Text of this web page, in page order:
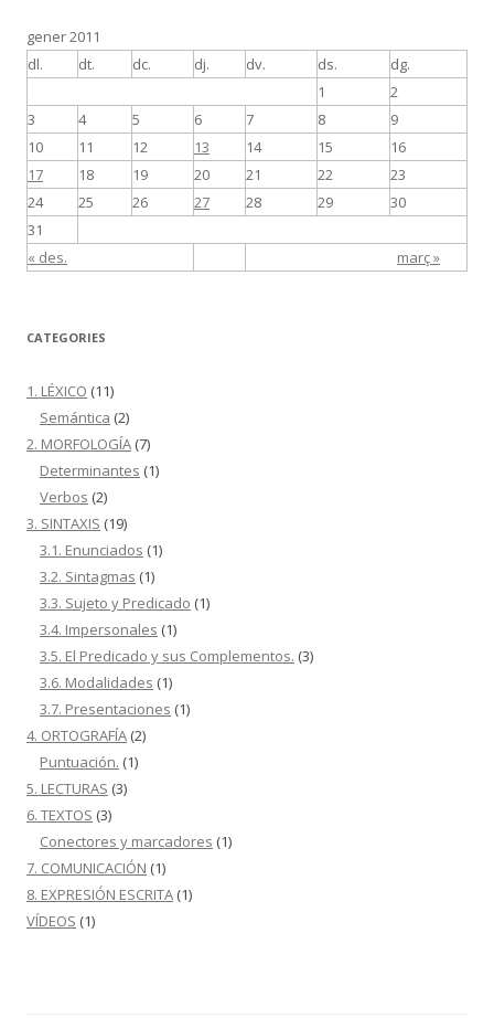
gener 2011
dl.
dt. dc. dj. dv. ds. dg.
« des. març »
1
2
3
4 5 6 7 8
9
10
11 12 13 14 15
16
17
18 19 20 21 22
23
24
25 26 27 28 29
30
31
CATEGORIES
1. LÉXICO (11)
Semántica (2)
2. MORFOLOGÍA (7)
Determinantes (1)
Verbos (2)
3. SINTAXIS (19)
3.1. Enunciados (1)
3.2. Sintagmas (1)
3.3. Sujeto y Predicado (1)
3.4. Impersonales (1)
3.5. El Predicado y sus Complementos. (3)
3.6. Modalidades (1)
3.7. Presentaciones (1)
4. ORTOGRAFÍA (2)
Puntuación. (1)
5. LECTURAS (3)
6. TEXTOS (3)
Conectores y marcadores (1)
7. COMUNICACIÓN (1)
8. EXPRESIÓN ESCRITA (1)
VÍDEOS (1)